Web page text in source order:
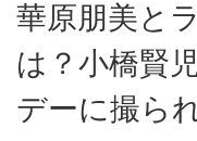
華原朋美と
は？小橋賢
デーに撮ら